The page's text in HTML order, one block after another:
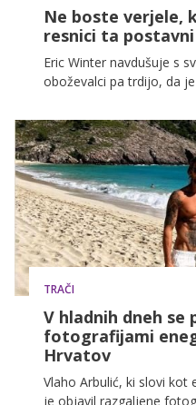
Ne boste verjele,
resnici ta
Eric Winter navdušuje s
oboževalci pa trdijo, da
TRAČI
V hladnih dneh
fotografijami
Hrvatov
Vlaho Arbulić, ki slovi kot
je objavil razgaljene